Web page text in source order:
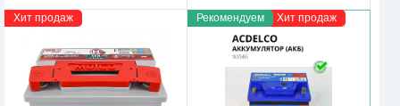
Хит продаж Рекомендуем Хит продаж